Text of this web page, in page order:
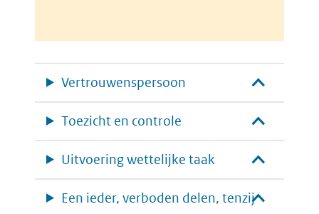
Vertrouwenspersoon
Toezicht en controle
Uitvoering wettelijke taak
Een ieder, verboden delen, tenzij